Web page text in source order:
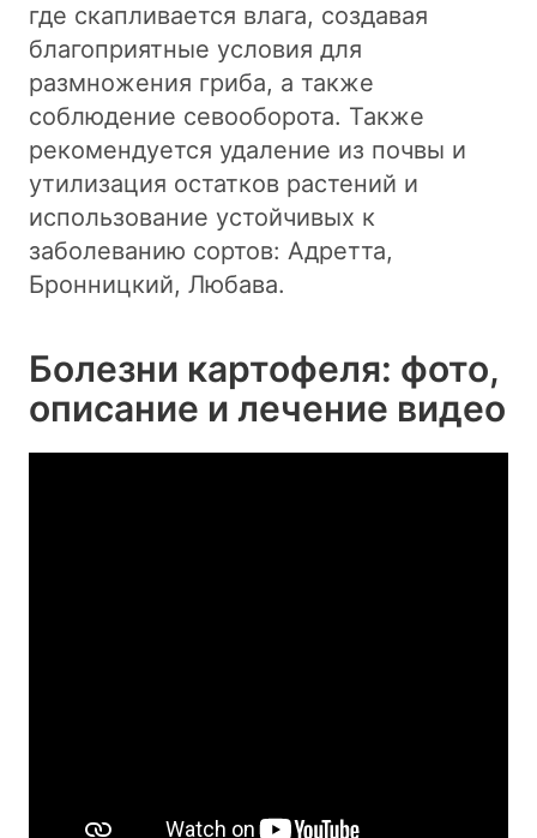
где скапливается влага, создавая
благоприятные условия для
размножения гриба, а также
соблюдение севооборота. Также
рекомендуется удаление из почвы и
утилизация остатков растений и
использование устойчивых к
заболеванию сортов: Адретта,
Бронницкий, Любава.
Болезни картофеля: фото,
описание и лечение видео